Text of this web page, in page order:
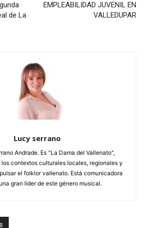
de La
EMPLEABILIDAD JUVENIL EN
VALLEDUPAR
Lucy serrano
Andrade. Es "La Dama del Vallenato",
contextos culturales locales, regionales y
el folklor vallenato. Está comunicadora
gran líder de este género musical.